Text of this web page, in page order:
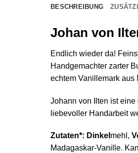
BESCHREIBUNG
Johan von
Endlich wieder da!
Handgemachter zarter
echtem Vanillemark
Johann von Ilten ist
liebevoller Handarbeit
Zutaten*: Dinkel mehl,
Madagaskar-Vanille.